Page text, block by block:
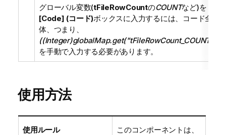
グローバル変数(tFileRowCountのCOUNTなど)を
[Code] (コード)ボックスに入力するには、コード全
体、つまり、
((Integer)globalMap.get("tFileRowCount_COUNT"))
を手動で入力する必要があります。
使用方法
使用ルール
このコンポーネントは、